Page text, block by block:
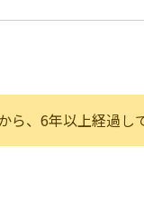
ら、6年以上経過し